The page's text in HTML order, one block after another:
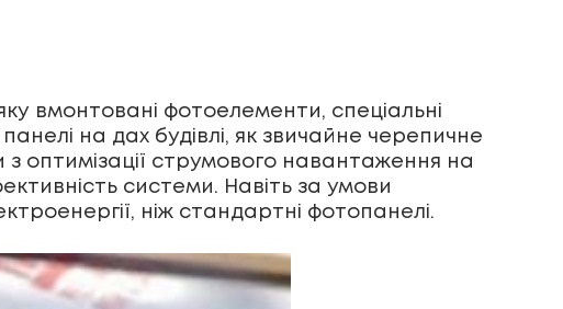
вмонтовані фотоелементи, спеціальні
на дах будівлі, як звичайне черепичне
оптимізації струмового навантаження на
системи. Навіть за умови
ніж стандартні фотопанелі.